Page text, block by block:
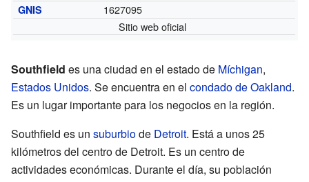
GNIS
1627095
Sitio web oficial
Southfield es una ciudad en el estado de Míchigan,
Estados Unidos. Se encuentra en el condado de Oakland.
Es un lugar importante para los negocios en la región.
Southfield es un suburbiode Detroit. Está a unos 25
kilómetros del centro de Detroit. Es un centro de
actividades económicas. Durante el día, su población